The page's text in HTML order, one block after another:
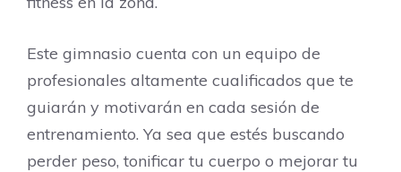
Este gimnasio cuenta con un equipo de
profesionales altamente cualificados que te
guiarán y motivarán en cada sesión de
entrenamiento. Ya sea que estés buscando
perder peso, tonificar tu cuerpo o mejorar tu